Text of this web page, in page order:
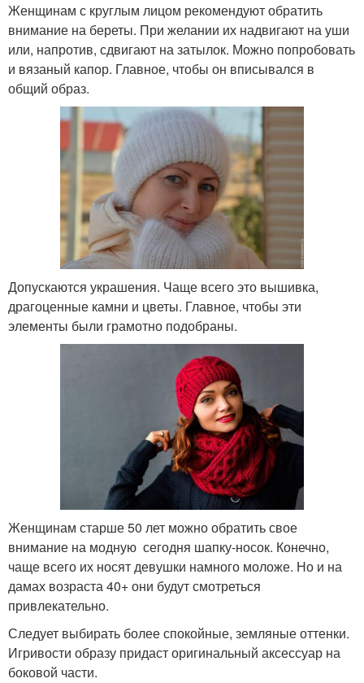
Женщинам с круглым лицом рекомендуют обратить
внимание на береты. При желании их надвигают на уши
или, напротив, сдвигают на затылок. Можно попробовать
и вязаный капор. Главное, чтобы он вписывался в
общий образ.
Допускаются украшения. Чаще всего это вышивка,
драгоценные камни и цветы. Главное, чтобы эти
элементы были грамотно подобраны.
Женщинам старше 50 лет можно обратить свое
внимание на модную сегодня шапку-носок. Конечно,
чаще всего их носят девушки намного моложе. Но и на
дамах возраста 40+ они будут смотреться
привлекательно.
Следует выбирать более спокойные, земляные оттенки.
Игривости образу придаст оригинальный аксессуар на
боковой части.